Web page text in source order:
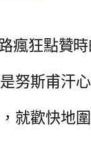
瘋狂點贊
努斯甫汗
就歡快地